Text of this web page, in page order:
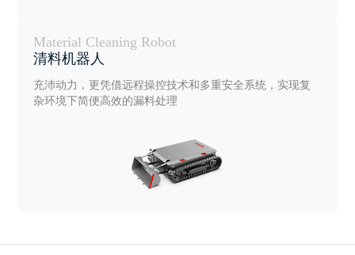
Material Cleaning Robot
清料机器人
充沛动力，更凭借远程操控技术和多重安全系统，实现复
杂环境下简便高效的漏料处理